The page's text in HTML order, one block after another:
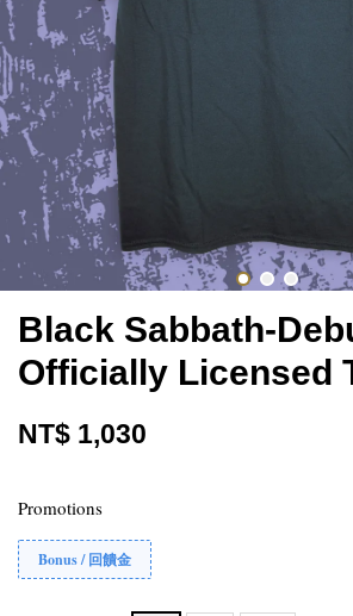
Black Sabbath-
Officially Licensed
NT$ 1,030
Promotions
Bonus / 回饋金